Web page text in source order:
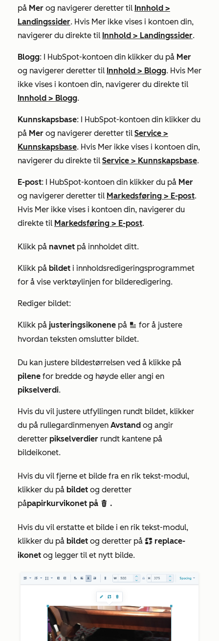
på Mer og navigerer deretter til Innhold >
Landingssider. Hvis Mer ikke vises i kontoen din,
navigerer du direkte til Innhold > Landingssider.
Blogg: I HubSpot-kontoen din klikker du på Mer
og navigerer deretter til Innhold > Blogg. Hvis Mer
ikke vises i kontoen din, navigerer du direkte til
Innhold > Blogg.
Kunnskapsbase: I HubSpot-kontoen din klikker du
på Mer og navigerer deretter til Service >
Kunnskapsbase. Hvis Mer ikke vises i kontoen din,
navigerer du direkte til Service > Kunnskapsbase.
E-post: I HubSpot-kontoen din klikker du på Mer
og navigerer deretter til Markedsføring > E-post.
Hvis Mer ikke vises i kontoen din, navigerer du
direkte til Markedsføring > E-post.
Klikk på navnet på innholdet ditt.
Klikk på bildet i innholdsredigeringsprogrammet
for å vise verktøylinjen for bilderedigering.
Rediger bildet:
Klikk på justeringsikonene på inline for å justere
hvordan teksten omslutter bildet.
Du kan justere bildestørrelsen ved å klikke på
pilene for bredde og høyde eller angi en
pikselverdi.
Hvis du vil justere utfyllingen rundt bildet, klikker
du på rullegardinmenyen Avstand og angir
deretter pikselverdier rundt kantene på
bildeikonet.
Hvis du vil fjerne et bilde fra en rik tekst-modul,
klikker du på bildet og deretter
påpapirkurvikonet på delete .
Hvis du vil erstatte et bilde i en rik tekst-modul,
klikker du på bildet og deretter på replace repl replace-
ikonet og legger til et nytt bilde.